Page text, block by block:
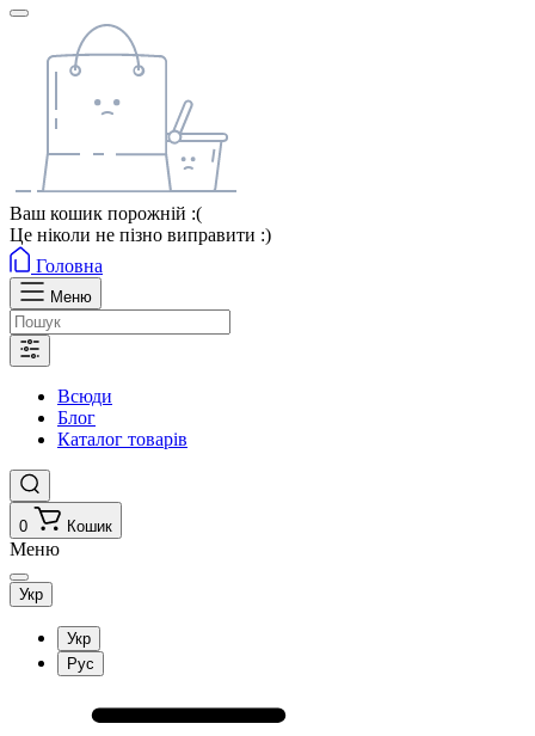
Ваш кошик порожній :(
Це ніколи не пізно виправити :)
Головна
Меню
Всюди
Блог
Каталог товарів
0 Кошик
Меню
Укр
Укр
Рус